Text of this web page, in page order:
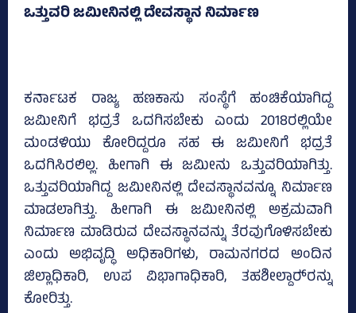
ಒತ್ತುವರಿ ಜಮೀನಿನಲ್ಲಿ ದೇವಸ್ಥಾನ ನಿರ್ಮಾಣ
ಕರ್ನಾಟಕ ರಾಜ್ಯ ಹಣಕಾಸು ಸಂಸ್ಥೆಗೆ ಹಂಚಿಕೆಯಾಗಿದ್ದ
ಜಮೀನಿಗೆ ಭದ್ರತೆ ಒದಗಿಸಬೇಕು ಎಂದು 2018ರಲ್ಲಿಯೇ
ಮಂಡಳಿಯು ಕೋರಿದ್ದರೂ ಸಹ ಈ ಜಮೀನಿಗೆ ಭದ್ರತೆ
ಒದಗಿಸಿರಲಿಲ್ಲ. ಹೀಗಾಗಿ ಈ ಜಮೀನು ಒತ್ತುವರಿಯಾಗಿತ್ತು.
ಒತ್ತುವರಿಯಾಗಿದ್ದ ಜಮೀನಿನಲ್ಲಿ ದೇವಸ್ಥಾನವನ್ನೂ ನಿರ್ಮಾಣ
ಮಾಡಲಾಗಿತ್ತು. ಹೀಗಾಗಿ ಈ ಜಮೀನಿನಲ್ಲಿ ಅಕ್ರಮವಾಗಿ
ನಿರ್ಮಾಣ ಮಾಡಿರುವ ದೇವಸ್ಥಾನವನ್ನು ತೆರವುಗೊಳಿಸಬೇಕು
ಎಂದು ಅಭಿವೃದ್ಧಿ ಅಧಿಕಾರಿಗಳು, ರಾಮನಗರದ ಅಂದಿನ
ಜಿಲ್ಲಾಧಿಕಾರಿ, ಉಪ ವಿಭಾಗಾಧಿಕಾರಿ, ತಹಶೀಲ್ದಾರ್‍‌ರನ್ನು
ಕೋರಿತ್ತು.